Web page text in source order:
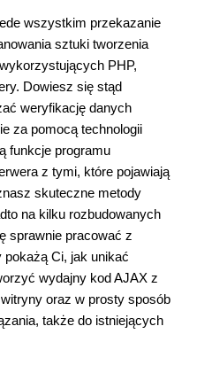
wszystkim przekazanie
sztuki tworzenia
PHP,
Dowiesz się stąd
weryfikację danych
za pomocą technologii
funkcje programu
z tymi, które pojawiają
skuteczne metody
na kilku rozbudowanych
sprawnie pracować z
pokażą Ci, jak unikać
wydajny kod AJAX z
oraz w prosty sposób
także do istniejących